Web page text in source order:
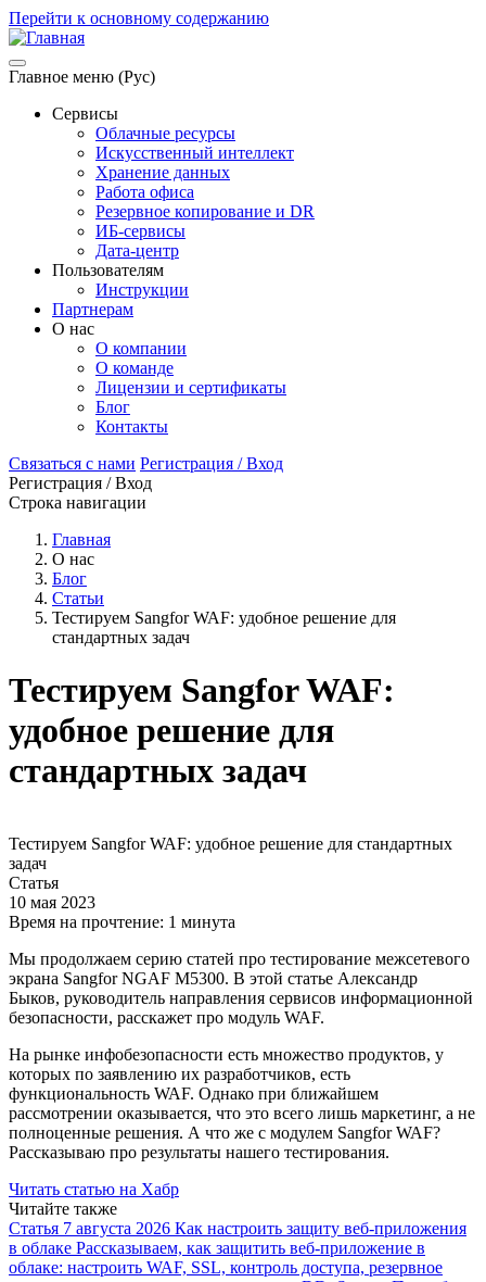
Перейти к основному содержанию
Главное меню (Рус)
Сервисы
Облачные ресурсы
Искусственный интеллект
Хранение данных
Работа офиса
Резервное копирование и DR
ИБ-сервисы
Дата-центр
Пользователям
Инструкции
Партнерам
О нас
О компании
О команде
Лицензии и сертификаты
Блог
Контакты
Связаться с нами Регистрация / Вход
Регистрация / Вход
Строка навигации
Главная
О нас
Блог
Статьи
Тестируем Sangfor WAF: удобное решение для
стандартных задач
Тестируем Sangfor WAF:
удобное решение для
стандартных задач
Тестируем Sangfor WAF: удобное решение для стандартных
задач
Статья
10 мая 2023
Время на прочтение: 1 минута
Мы продолжаем серию статей про тестирование межсетевого
экрана Sangfor NGAF M5300. В этой статье Александр
Быков, руководитель направления сервисов информационной
безопасности, расскажет про модуль WAF.
На рынке инфобезопасности есть множество продуктов, у
которых по заявлению их разработчиков, есть
функциональность WAF. Однако при ближайшем
рассмотрении оказывается, что это всего лишь маркетинг, а не
полноценные решения. А что же с модулем Sangfor WAF?
Рассказываю про результаты нашего тестирования.
Читать статью на Хабр
Читайте также
Статья 7 августа 2026 Как настроить защиту веб-приложения
в облаке Рассказываем, как защитить веб-приложение в
облаке: настроить WAF, SSL, контроль доступа, резервное